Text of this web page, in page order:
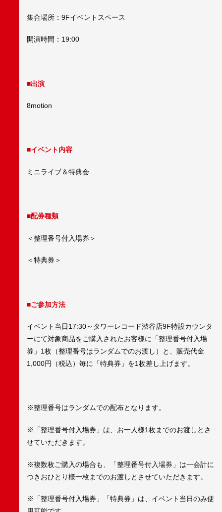
集合場所：9Fイベントスペース
開演時間：19:00
■出演
8motion
■イベント内容
ミニライブ＆特典会
■配券種類
＜整理番号付入場券＞
＜特典券＞
■ご参加方法
イベント当日17:30～タワーレコード渋谷店9F特設カウンタ
ーにて対象商品をご購入されたお客様に「整理番号付入場
券」1枚（整理番号はランダムでのお渡し）と、販売代金
1,000円（税込）毎に「特典券」を1枚差し上げます。
※整理番号はランダムでの配布となります。
※「整理番号付入場券」は、お一人様1枚までのお渡しとさ
せていただきます。
※複数枚ご購入の場合も、「整理番号付入場券」は一会計に
つきおひとり様一枚までのお渡しとさせていただきます。
※「整理番号付入場券」「特典券」は、イベント当日のみ使